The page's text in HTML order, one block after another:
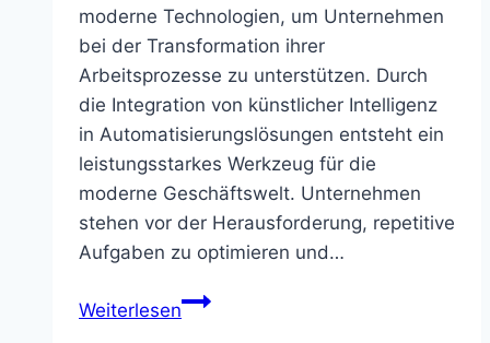
moderne Technologien, um Unternehmen
bei der Transformation ihrer
Arbeitsprozesse zu unterstützen. Durch
die Integration von künstlicher Intelligenz
in Automatisierungslösungen entsteht ein
leistungsstarkes Werkzeug für die
moderne Geschäftswelt. Unternehmen
stehen vor der Herausforderung, repetitive
Aufgaben zu optimieren und…
WeiterlesenUiPath